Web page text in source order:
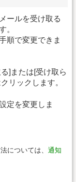
ールを受け取る
。
順で変更できま
]または[受け取ら
リックします。
定を変更しま
については、 通知